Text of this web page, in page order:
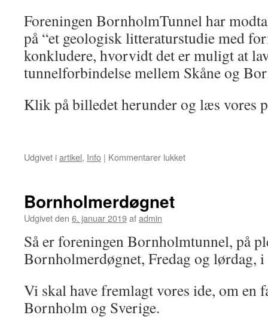
Foreningen BornholmTunnel har
på “et geologisk litteraturstudie med
konkludere, hvorvidt det er muligt at
tunnelforbindelse mellem Skåne og
Klik på billedet herunder og læs vores
Udgivet iartikel, Info | Kommentarer lukkettil
Bornholmerdøgnet
Udgivet den 6. januar 2019afadmin
Så er foreningen Bornholmtunnel, på
Bornholmerdøgnet, Fredag og lørdag,
Vi skal have fremlagt vores ide, om en
Bornholm og Sverige.